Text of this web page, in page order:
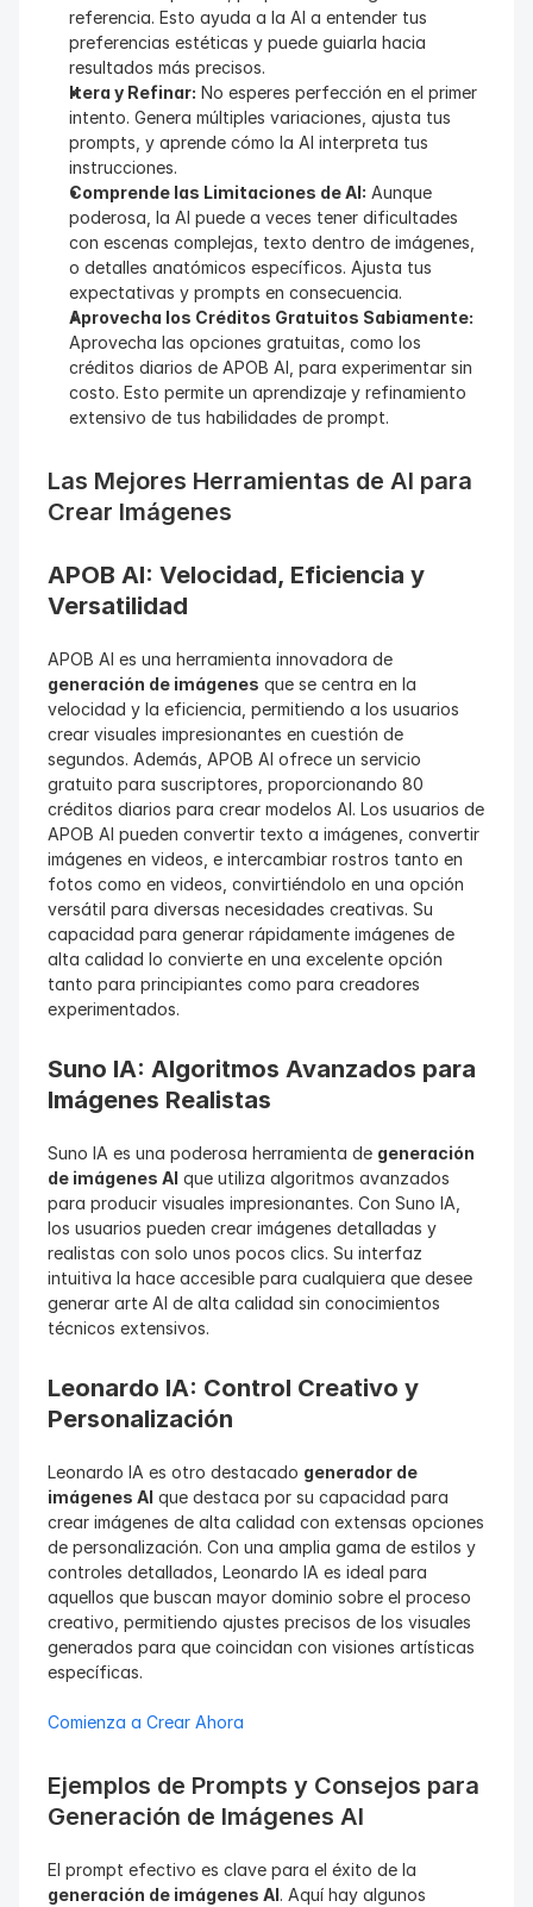
referencia. Esto ayuda a la AI a entender tus
preferencias estéticas y puede guiarla hacia
resultados más precisos.
Itera y Refinar: No esperes perfección en el primer
intento. Genera múltiples variaciones, ajusta tus
prompts, y aprende cómo la AI interpreta tus
instrucciones.
Comprende las Limitaciones de AI: Aunque
poderosa, la AI puede a veces tener dificultades
con escenas complejas, texto dentro de imágenes,
o detalles anatómicos específicos. Ajusta tus
expectativas y prompts en consecuencia.
Aprovecha los Créditos Gratuitos Sabiamente:
Aprovecha las opciones gratuitas, como los
créditos diarios de APOB AI, para experimentar sin
costo. Esto permite un aprendizaje y refinamiento
extensivo de tus habilidades de prompt.
Las Mejores Herramientas de AI para
Crear Imágenes
APOB AI: Velocidad, Eficiencia y
Versatilidad
generación de imágenes que se centra en la
velocidad y la eficiencia, permitiendo a los usuarios
crear visuales impresionantes en cuestión de
segundos. Además, APOB AI ofrece un servicio
gratuito para suscriptores, proporcionando 80
créditos diarios para crear modelos AI. Los usuarios de
APOB AI pueden convertir texto a imágenes, convertir
imágenes en videos, e intercambiar rostros tanto en
fotos como en videos, convirtiéndolo en una opción
versátil para diversas necesidades creativas. Su
capacidad para generar rápidamente imágenes de
alta calidad lo convierte en una excelente opción
tanto para principiantes como para creadores
experimentados.
Suno IA: Algoritmos Avanzados para
Imágenes Realistas
Suno IA es una poderosa herramienta de generación
de imágenes AI que utiliza algoritmos avanzados
para producir visuales impresionantes. Con Suno IA,
los usuarios pueden crear imágenes detalladas y
realistas con solo unos pocos clics. Su interfaz
intuitiva la hace accesible para cualquiera que desee
generar arte AI de alta calidad sin conocimientos
técnicos extensivos.
Leonardo IA: Control Creativo y
Personalización
Leonardo IA es otro destacado generador de
imágenes AI que destaca por su capacidad para
crear imágenes de alta calidad con extensas opciones
de personalización. Con una amplia gama de estilos y
controles detallados, Leonardo IA es ideal para
aquellos que buscan mayor dominio sobre el proceso
creativo, permitiendo ajustes precisos de los visuales
generados para que coincidan con visiones artísticas
específicas.
Comienza a Crear Ahora
Ejemplos de Prompts y Consejos para
Generación de Imágenes AI
generación de imágenes AI. Aquí hay algunos